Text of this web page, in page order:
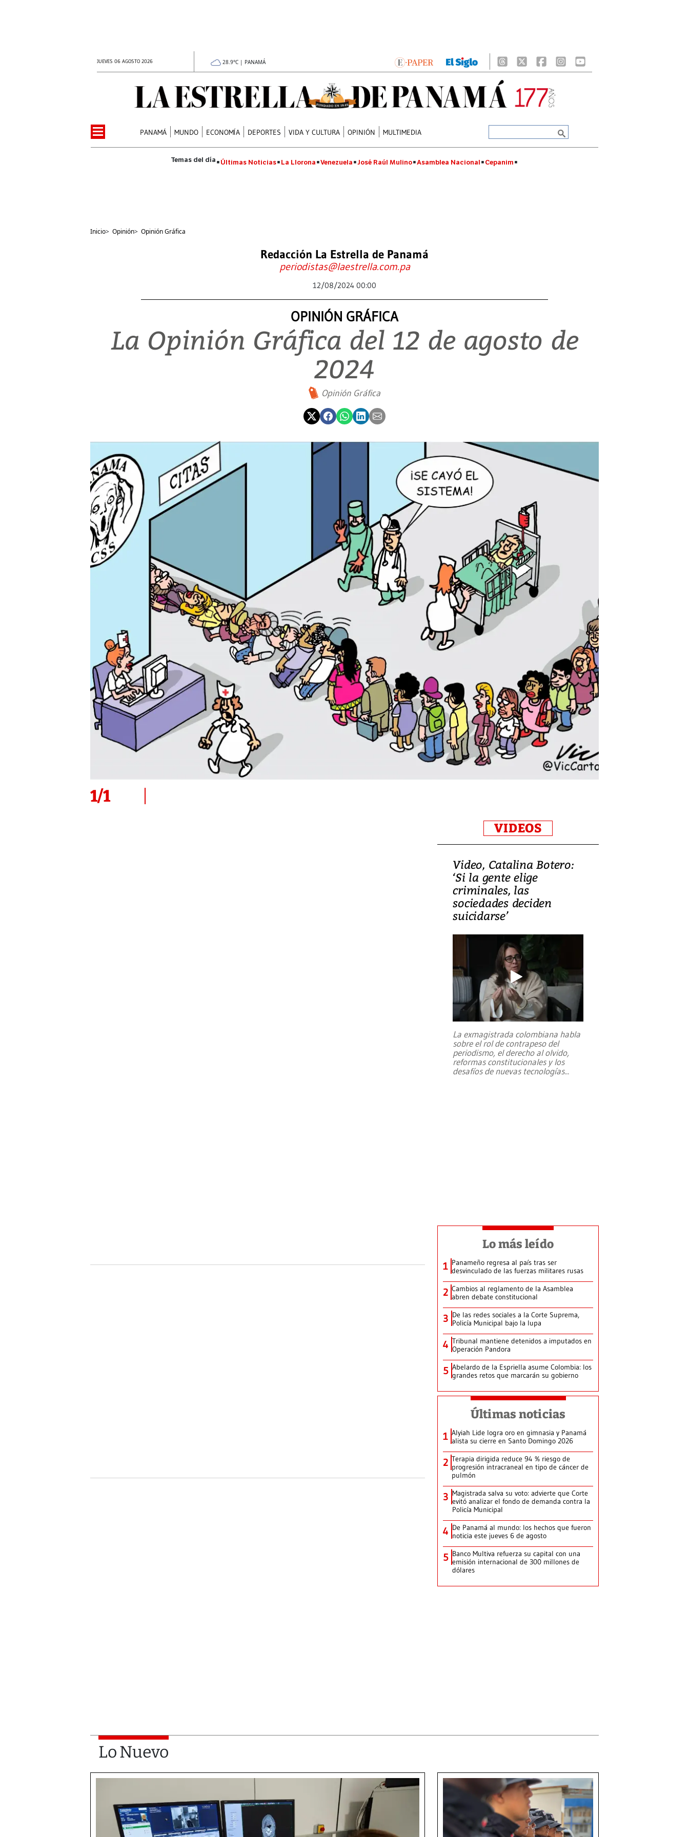
JUEVES 06 AGOSTO 2026 28.9°C | PANAMÁ
PANAMÁ MUNDO ECONOMÍA DEPORTES VIDA Y CULTURA OPINIÓN MULTIMEDIA
Últimas Noticias La Llorona Venezuela José Raúl Mulino Asamblea Nacional Cepanim
Inicio> Opinión> Opinión Gráfica
Redacción La Estrella de Panamá
periodistas@laestrella.com.pa
12/08/2024 00:00
OPINIÓN GRÁFICA
La Opinión Gráfica del 12 de agosto de
2024
Opinión Gráfica
1/1
VIDEOS
Video, Catalina Botero:
‘Si la gente elige
criminales, las
sociedades deciden
suicidarse’
La exmagistrada colombiana habla
sobre el rol de contrapeso del
periodismo, el derecho al olvido,
reformas constitucionales y los
desafíos de nuevas tecnologías...
Lo más leído
1 Panameño regresa al país tras ser
desvinculado de las fuerzas militares rusas
2 Cambios al reglamento de la Asamblea
abren debate constitucional
3 De las redes sociales a la Corte Suprema,
Policía Municipal bajo la lupa
4 Tribunal mantiene detenidos a imputados en
Operación Pandora
5 Abelardo de la Espriella asume Colombia: los
grandes retos que marcarán su gobierno
Últimas noticias
1 Alyiah Lide logra oro en gimnasia y Panamá
alista su cierre en Santo Domingo 2026
2 Terapia dirigida reduce 94 % riesgo de
progresión intracraneal en tipo de cáncer de
pulmón
3 Magistrada salva su voto: advierte que Corte
evitó analizar el fondo de demanda contra la
Policía Municipal
4 De Panamá al mundo: los hechos que fueron
noticia este jueves 6 de agosto
5 Banco Multiva refuerza su capital con una
emisión internacional de 300 millones de
dólares
Lo Nuevo